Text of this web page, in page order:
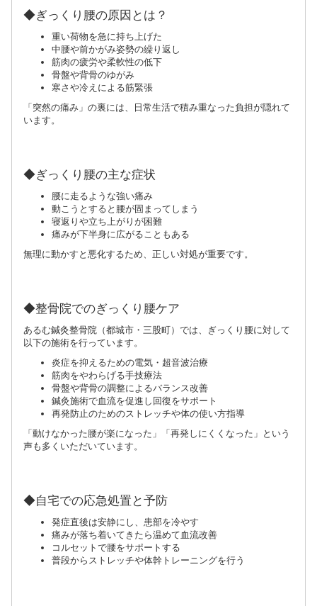
◆ぎっくり腰の原因とは？
重い荷物を急に持ち上げた
中腰や前かがみ姿勢の繰り返し
筋肉の疲労や柔軟性の低下
骨盤や背骨のゆがみ
寒さや冷えによる筋緊張
「突然の痛み」の裏には、日常生活で積み重なった負担が隠れて
います。
◆ぎっくり腰の主な症状
腰に走るような強い痛み
動こうとすると腰が固まってしまう
寝返りや立ち上がりが困難
痛みが下半身に広がることもある
無理に動かすと悪化するため、正しい対処が重要です。
◆整骨院でのぎっくり腰ケア
あるむ鍼灸整骨院（都城市・三股町）では、ぎっくり腰に対して
以下の施術を行っています。
炎症を抑えるための電気・超音波治療
筋肉をやわらげる手技療法
骨盤や背骨の調整によるバランス改善
鍼灸施術で血流を促進し回復をサポート
再発防止のためのストレッチや体の使い方指導
「動けなかった腰が楽になった」「再発しにくくなった」という
声も多くいただいています。
◆自宅での応急処置と予防
発症直後は安静にし、患部を冷やす
痛みが落ち着いてきたら温めて血流改善
コルセットで腰をサポートする
普段からストレッチや体幹トレーニングを行う